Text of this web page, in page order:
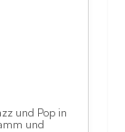
und Pop in
und